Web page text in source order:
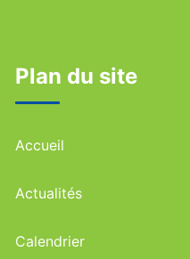
Plan du site
Accueil
Actualités
Calendrier